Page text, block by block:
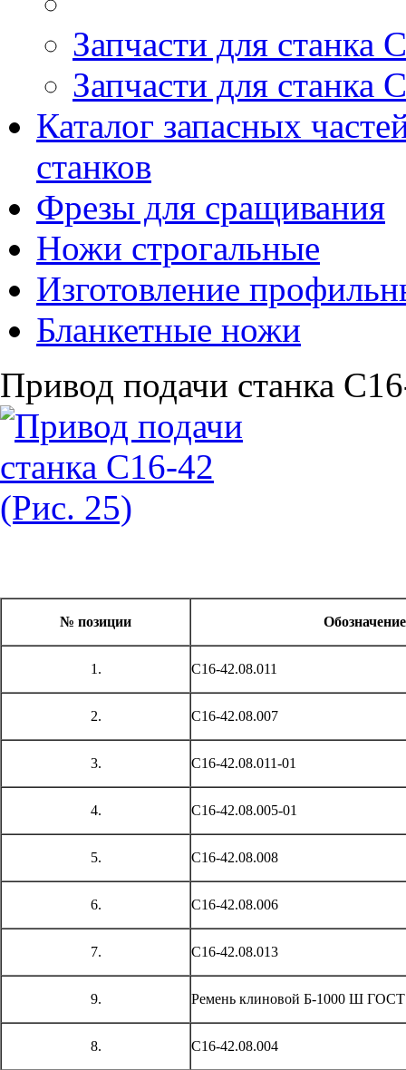
Запчасти для станка
Запчасти для станка
Каталог запасных
станков
Фрезы для сращивания
Ножи строгальные
Изготовление
Бланкетные ножи
Привод подачи станка
№ позиции Обозначение
1. С16-42.08.011
2. С16-42.08.007
3. С16-42.08.011-01
4. С16-42.08.005-01
5. С16-42.08.008
6. С16-42.08.006
7. С16-42.08.013
9. Ремень клиновой Б-1000 Ш ГОСТ
8. С16-42.08.004